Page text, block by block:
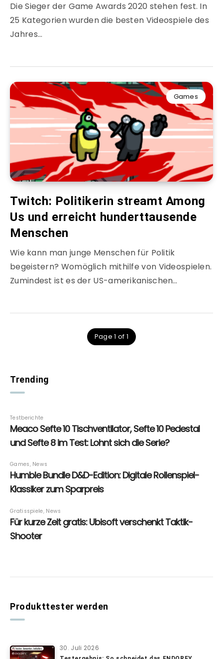
Die Sieger der Game Awards 2020 stehen fest. In
25 Kategorien wurden die besten Videospiele des
Jahres…
Games
Twitch: Politikerin streamt Among
Us und erreicht hunderttausende
Menschen
Wie kann man junge Menschen für Politik
begeistern? Womöglich mithilfe von Videospielen.
Zumindest ist es der US-amerikanischen…
Page 1 of 1
Trending
Produkttester werden
30. Juli 2026